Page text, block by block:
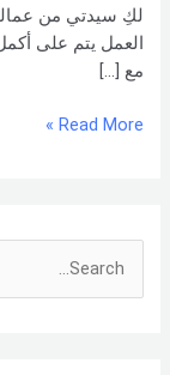
لكِ سيدتي من
العمل يتم على
مع […]
Read More »